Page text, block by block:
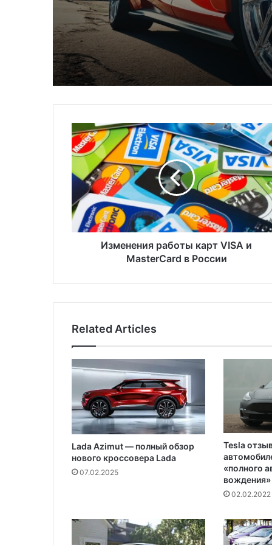
езды
И
з
м
н
н
и
я
о
а
р
т
V
A
и
M
a
s
t
a
Изменения работы карт VISA и
MasterCard в России
Related Articles
Lada Azimut — полный обзор
нового кроссовера Lada
07.02.2025
Tesla
«полного
вождения»
02.02.2022